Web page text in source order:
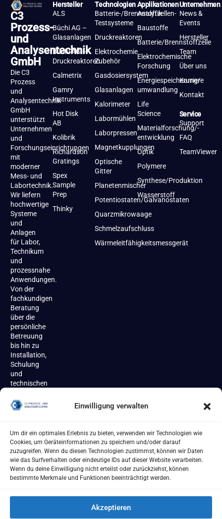
Einwilligung verwalten
Um dir ein optimales Erlebnis zu bieten, verwenden wir Technologien wie
Cookies, um Geräteinformationen zu speichern und/oder darauf
zuzugreifen. Wenn du diesen Technologien zustimmst, können wir Daten
wie das Surfverhalten oder eindeutige IDs auf dieser Website verarbeiten.
Wenn du deine Einwilligung nicht erteilst oder zurückziehst, können
bestimmte Merkmale und Funktionen beeinträchtigt werden.
Akzeptieren
C3
Prozess-
und
Analysentechnik
GmbH
Die C3
Prozess
und
Analysentechnik
GmbH
unterstützt
Unternehmen
und
Forschungseinrichtungen
mit
moderner
Mess- und
Labortechnik.
Wir liefern
hochwertige
Systeme
und
Anlagen
für Labor,
Technikum
und
prozessnahe
Anwendungen.
Von der
fachkundigen
Beratung
über die
persönliche
Betreuung
bis hin zu
Installation,
Schulung
und
technischen
begleiten
wir unsere
und
Kunden
zuverlässig
über den
gesamten
Produktlebenszyklus.
Hersteller
ALS
Büchi AG –
Glasanlagen
Büchi AG –
Druckreaktoren
Calmetrix
Gamry
Instruments
Hot Disk
AB
Kolibrik
Richardson
Gratings
Spex
Sample
Prep
Thinky
Technologien
Batterie-/Brennstoffzellen-
Testsysteme
Druckreaktoren
Elektrochemie
Zubehör
Gasdosiersystem
Glasanlagen
Kalorimeter
Labormühlen
Laborpressen
Magnetkupplungen
Optische
Gitter
Planetenmischer
Potentiostaten/Galvanostaten
Quarzmikrowaage
Schmelzaufschluss
Wärmeleitfähigkeitsmessgerät
Applikationen
Analytik
Baustoffe
Batterie/Brennstoffzelle
Elektrochemische
Forschung
Energiespeicherung/-
umwandlung
Life
Science
Materialforschung/-
entwicklung
Optik
Polymere
Synthese/Produktion
Wasserstoff
Unternehmen
News &
Events
Hersteller
Team
Über uns
Karriere
Kontakt
Service
Support
FAQ
TeamViewer